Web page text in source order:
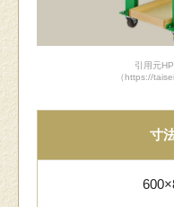
引用元
（https://
寸